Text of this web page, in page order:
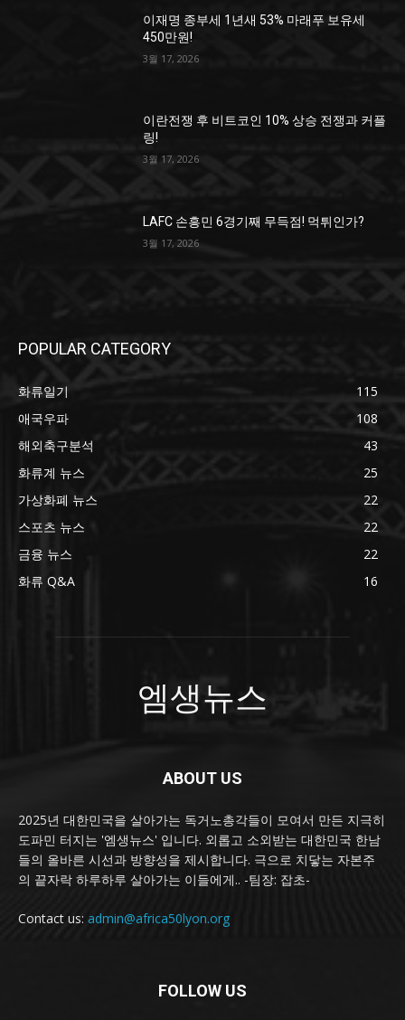
이재명 종부세 1년새 53% 마래푸 보유세
450만원!
3월 17, 2026
이란전쟁 후 비트코인 10% 상승 전쟁과 커플
링!
3월 17, 2026
LAFC 손흥민 6경기째 무득점! 먹튀인가?
3월 17, 2026
POPULAR CATEGORY
화류일기
115
애국우파
108
해외축구분석
43
화류계 뉴스
25
가상화폐 뉴스
22
스포츠 뉴스
22
금융 뉴스
22
화류 Q&A
16
엠생뉴스
ABOUT US
2025년 대한민국을 살아가는 독거노총각들이 모여서 만든 지극히
도파민 터지는 '엠생뉴스' 입니다. 외롭고 소외받는 대한민국 한남
들의 올바른 시선과 방향성을 제시합니다. 극으로 치닿는 자본주
의 끝자락 하루하루 살아가는 이들에게.. -팀장: 잡초-
Contact us: admin@africa50lyon.org
FOLLOW US